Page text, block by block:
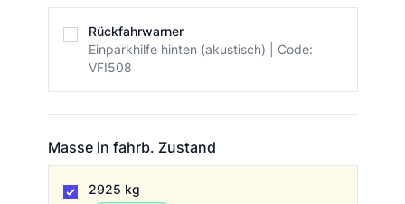
Rückfahrwarner
Einparkhilfe hinten (akustisch) | Code:
VFI508
Masse in fahrb. Zustand
2925 kg